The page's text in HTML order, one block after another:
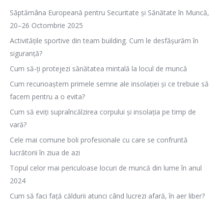
Săptămâna Europeană pentru Securitate și Sănătate în Muncă,
20–26 Octombrie 2025
Activitățile sportive din team building. Cum le desfășurăm în
siguranță?
Cum să-ți protejezi sănătatea mintală la locul de muncă
Cum recunoaștem primele semne ale insolației și ce trebuie să
facem pentru a o evita?
Cum să eviți supraîncălzirea corpului și insolația pe timp de
vară?
Cele mai comune boli profesionale cu care se confruntă
lucrătorii în ziua de azi
Topul celor mai periculoase locuri de muncă din lume în anul
2024
Cum să faci față căldurii atunci când lucrezi afară, în aer liber?